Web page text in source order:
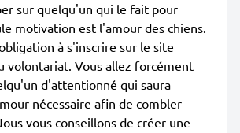
sur quelqu'un qui le fait pour
motivation est l'amour des chiens.
à s'inscrire sur le site
volontariat. Vous allez forcément
d'attentionné qui saura
nécessaire afin de combler
vous conseillons de créer une